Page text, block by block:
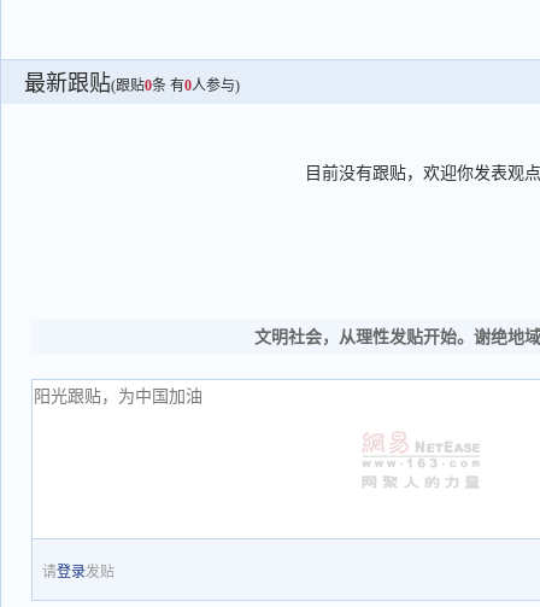
最新跟贴(跟贴0条 有0人参与)
目前没有跟贴，欢迎你发表观点
文明社会，从理性发贴开始。谢绝地
请登录发贴